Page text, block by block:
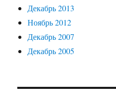
Декабрь 2013
Ноябрь 2012
Декабрь 2007
Декабрь 2005